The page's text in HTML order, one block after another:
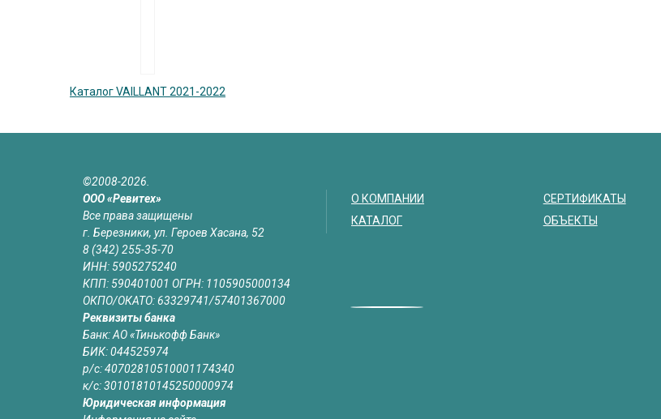
Каталог VAILLANT 2021-2022
©2008-2026.
ООО «Ревитех»
Все права защищены
г. Березники, ул. Героев Хасана, 52
8 (342) 255-35-70
ИНН: 5905275240
КПП: 590401001 ОГРН: 1105905000134
ОКПО/ОКАТО: 63329741/57401367000
Реквизиты банка
Банк: АО «Тинькофф Банк»
БИК: 044525974
р/с: 40702810510001174340
к/с: 30101810145250000974
Юридическая информация
О КОМПАНИИ
КАТАЛОГ
СЕРТИФИКАТЫ
ОБЪЕКТЫ